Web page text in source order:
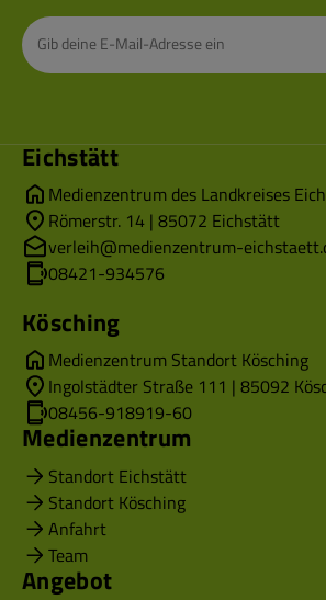
Eichstätt
Medienzentrum des Landkreises
Römerstr. 14 | 85072 Eichstätt
verleih@medienzentrum-
08421-934576
Kösching
Medienzentrum Standort Kösching
Ingolstädter Straße 111 | 85092
08456-918919-60
Medienzentrum
Standort Eichstätt
Standort Kösching
Anfahrt
Team
Angebot